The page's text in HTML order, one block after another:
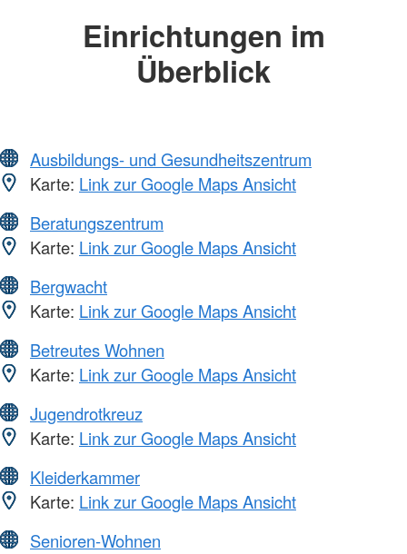
Einrichtungen im
Überblick
Ausbildungs- und Gesundheitszentrum
Karte: Link zur Google Maps Ansicht
Beratungszentrum
Karte: Link zur Google Maps Ansicht
Bergwacht
Karte: Link zur Google Maps Ansicht
Betreutes Wohnen
Karte: Link zur Google Maps Ansicht
Jugendrotkreuz
Karte: Link zur Google Maps Ansicht
Kleiderkammer
Karte: Link zur Google Maps Ansicht
Senioren-Wohnen